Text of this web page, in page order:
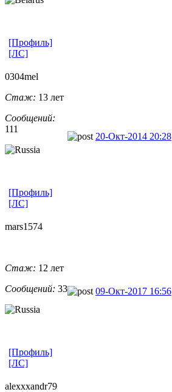
[Профиль]
[ЛС]
0304mel
Стаж: 13 лет
Сообщений:
111
20-Окт-2014 20:28
[Профиль]
[ЛС]
mars1574
Стаж: 12 лет
Сообщений: 33 09-Окт-2017 16:56
[Профиль]
[ЛС]
alexxxandr79